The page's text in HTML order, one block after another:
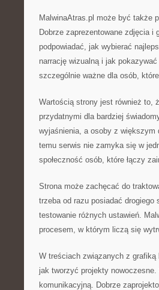
MalwinaAtras.pl może być także
Dobrze zaprezentowane zdjęcia i
podpowiadać, jak wybierać
narrację wizualną i jak
szczególnie ważne dla osób,
Wartością strony jest również to,
przydatnymi dla bardziej
wyjaśnienia, a osoby z większym
temu serwis nie zamyka się w
społeczność osób, które łączy
Strona może zachęcać do
trzeba od razu posiadać
testowanie różnych ustawień.
procesem, w którym liczą się
W treściach związanych z
jak tworzyć projekty
komunikacyjną. Dobrze